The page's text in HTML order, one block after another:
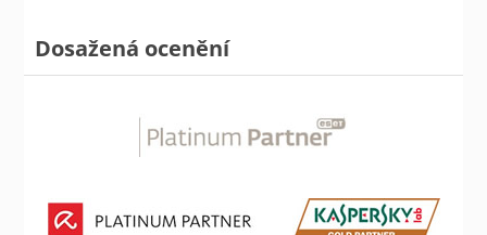
Dosažená ocenění